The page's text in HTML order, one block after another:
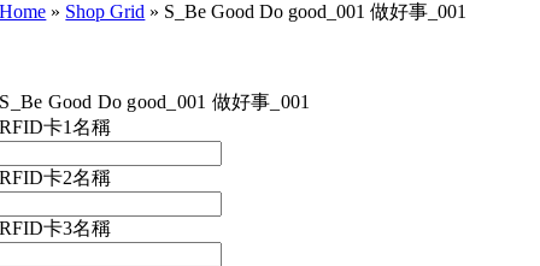
Home » Shop Grid » S_Be Good Do good_001 做好事_001
S_Be Good Do good_001 做好事_001
RFID卡1名稱
RFID卡2名稱
RFID卡3名稱